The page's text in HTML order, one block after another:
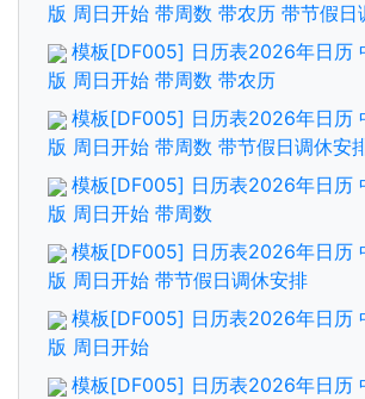
版 周日开始 带周数 带农历 带节假日
模板[DF005] 日历表2026年日历
版 周日开始 带周数 带农历
模板[DF005] 日历表2026年日历
版 周日开始 带周数 带节假日调休安
模板[DF005] 日历表2026年日历
版 周日开始 带周数
模板[DF005] 日历表2026年日历
版 周日开始 带节假日调休安排
模板[DF005] 日历表2026年日历
版 周日开始
模板[DF005] 日历表2026年日历